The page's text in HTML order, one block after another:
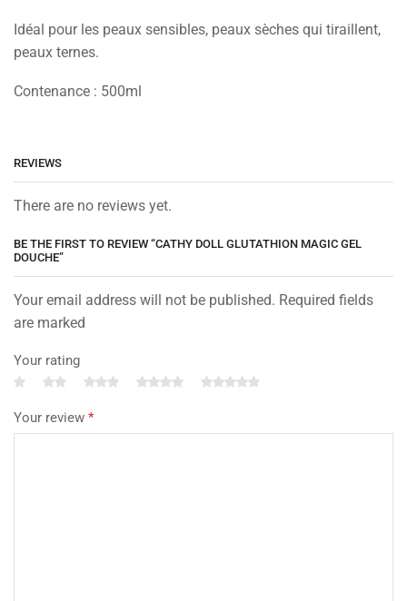
Idéal pour les peaux sensibles, peaux sèches qui tiraillent,
peaux ternes.
Contenance : 500ml
REVIEWS
There are no reviews yet.
BE THE FIRST TO REVIEW “CATHY DOLL GLUTATHION MAGIC GEL
DOUCHE”
Your email address will not be published. Required fields
are marked
Your rating
Your review *